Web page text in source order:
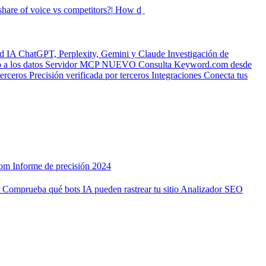
of voice vs competitors?| How did my rankings mo
IA ChatGPT, Perplexity, Gemini y Claude Investigación de
los datos Servidor MCPNUEVO Consulta Keyword.com desde
Precisión verificada por terceros Integraciones Conecta tus
Informe de precisión 2024
Comprueba qué bots IA pueden rastrear tu sitio Analizador SEO